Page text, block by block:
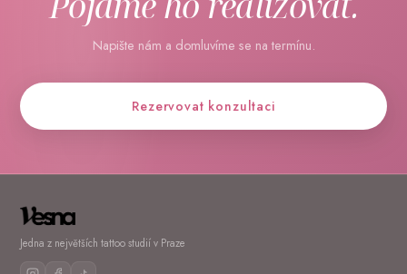
Napište nám a domluvíme se na termínu.
Rezervovat konzultaci
Jedna z největších tattoo studií v Praze